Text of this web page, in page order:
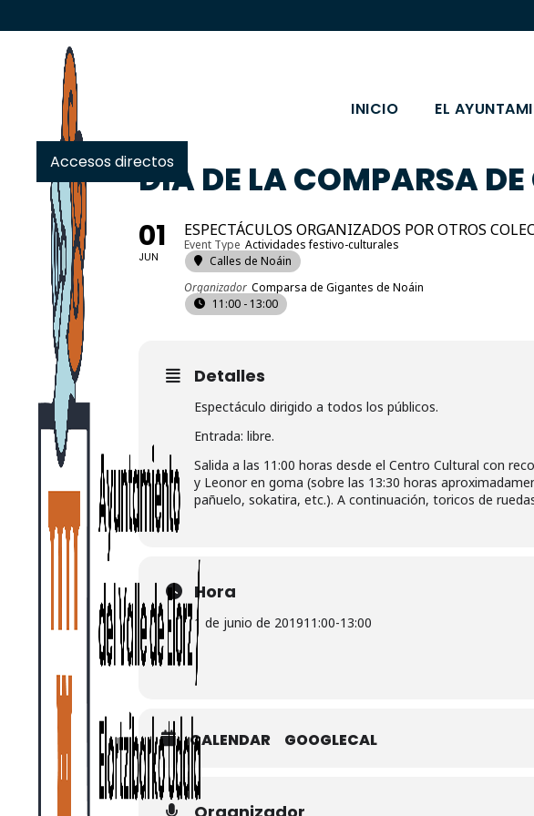
INICIO EL
Accesos directosDÍA DE LA COMPARSA
01
JUN
ESPECTÁCULOS ORGANIZADOS POR OTROS
Event Type Actividades festivo-culturales
Calles de Noáin
Organizador Comparsa de Gigantes de Noáin
11:00 - 13:00
Detalles
Espectáculo dirigido a todos los públicos.
Entrada: libre.
Salida a las 11:00 horas desde el Centro Cultural con
y Leonor en goma (sobre las 13:30 horas
pañuelo, sokatira, etc.). A continuación, toricos de
Hora
1 de junio de 201911:00-13:00
CALENDAR GOOGLECAL